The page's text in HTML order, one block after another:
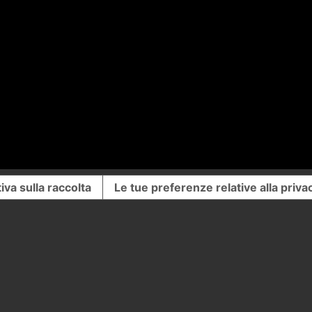
sulla raccolta Le tue preferenze relative alla